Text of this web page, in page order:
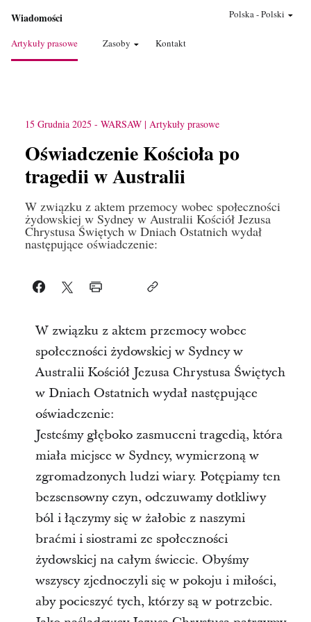
Wiadomości
Artykuły prasowe Zasoby Kontakt
Polska-Polski
15 Grudnia 2025 - WARSAW Artykuły prasowe
Oświadczenie Kościoła po
tragedii w Australii
​​​​​​​W związku z aktem przemocy wobec społeczności
żydowskiej w Sydney w Australii Kościół Jezusa
Chrystusa Świętych w Dniach Ostatnich wydał
następujące oświadczenie:
W związku z aktem przemocy wobec
społeczności żydowskiej w Sydney w
Australii Kościół Jezusa Chrystusa Świętych
w Dniach Ostatnich wydał następujące
oświadczenie:
Jesteśmy głęboko zasmuceni tragedią, która
miała miejsce w Sydney, wymierzoną w
zgromadzonych ludzi wiary. Potępiamy ten
bezsensowny czyn, odczuwamy dotkliwy
ból i łączymy się w żałobie z naszymi
braćmi i siostrami ze społeczności
żydowskiej na całym świecie. Obyśmy
wszyscy zjednoczyli się w pokoju i miłości,
aby pocieszyć tych, którzy są w potrzebie.